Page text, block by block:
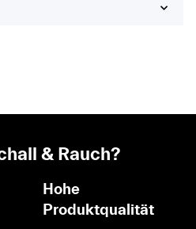
& Rauch?
Hohe
Produktqualität